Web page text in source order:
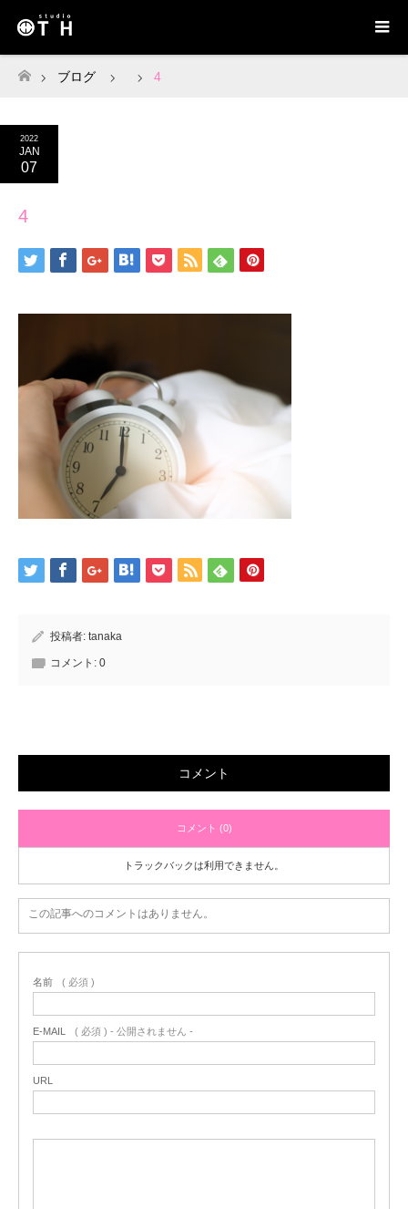
ホーム
ブログ 4
2022
JAN
07
4
投稿者: tanaka
コメント: 0
コメント
コメント (0)
トラックバックは利用できません。
この記事へのコメントはありません。
名前 ( 必須 )
E-MAIL ( 必須 ) - 公開されません -
URL